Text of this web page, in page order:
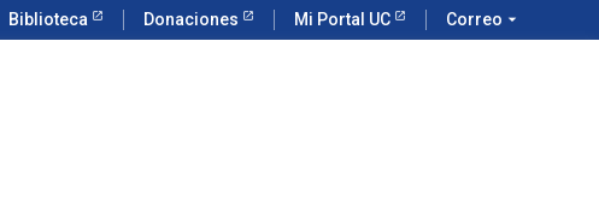
Biblioteca Donaciones Mi Portal UC Correo arrow_drop_down